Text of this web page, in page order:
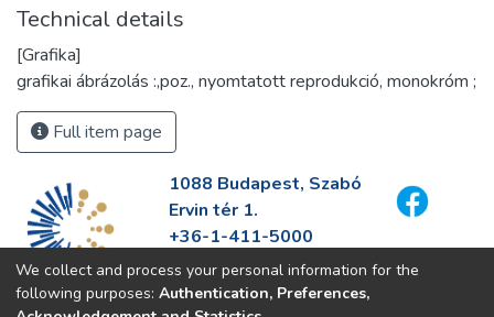
Technical details
[Grafika]
grafikai ábrázolás :,poz., nyomtatott reprodukció, monokróm ;
Full item page
1088 Budapest, Szabó
Ervin tér 1.
+36-1-411-5000
info@fszek.hu
https://fszek.hu
We collect and process your personal information for the
following purposes: Authentication, Preferences,